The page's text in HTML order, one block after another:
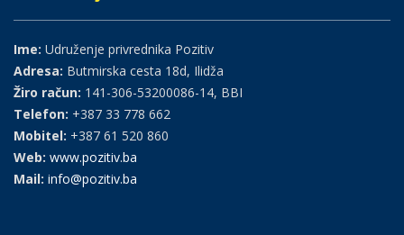
Ime: Udruženje privrednika Pozitiv
Adresa: Butmirska cesta 18d, Ilidža
Žiro račun: 141-306-53200086-14, BBI
Telefon: +387 33 778 662
Mobitel: +387 61 520 860
Web: www.pozitiv.ba
Mail: info@pozitiv.ba